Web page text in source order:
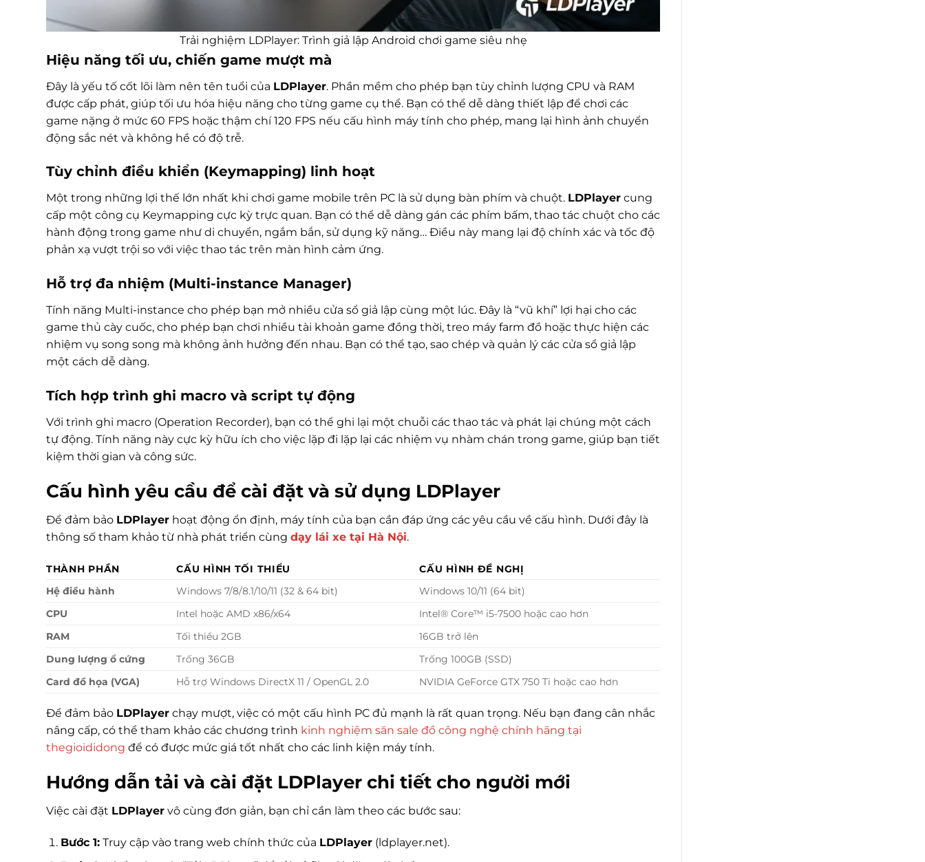
Trải nghiệm LDPlayer: Trình giả lập Android chơi game siêu nhẹ
Hiệu năng tối ưu, chiến game mượt mà
Đây là yếu tố cốt lõi làm nên tên tuổi của LDPlayer. Phần mềm cho phép bạn tùy chỉnh lượng CPU và RAM
được cấp phát, giúp tối ưu hóa hiệu năng cho từng game cụ thể. Bạn có thể dễ dàng thiết lập để chơi các
game nặng ở mức 60 FPS hoặc thậm chí 120 FPS nếu cấu hình máy tính cho phép, mang lại hình ảnh chuyển
động sắc nét và không hề có độ trễ.
Tùy chỉnh điều khiển (Keymapping) linh hoạt
Một trong những lợi thế lớn nhất khi chơi game mobile trên PC là sử dụng bàn phím và chuột. LDPlayer cung
cấp một công cụ Keymapping cực kỳ trực quan. Bạn có thể dễ dàng gán các phím bấm, thao tác chuột cho các
hành động trong game như di chuyển, ngắm bắn, sử dụng kỹ năng… Điều này mang lại độ chính xác và tốc độ
phản xạ vượt trội so với việc thao tác trên màn hình cảm ứng.
Hỗ trợ đa nhiệm (Multi-instance Manager)
Tính năng Multi-instance cho phép bạn mở nhiều cửa sổ giả lập cùng một lúc. Đây là “vũ khí” lợi hại cho các
game thủ cày cuốc, cho phép bạn chơi nhiều tài khoản game đồng thời, treo máy farm đồ hoặc thực hiện các
nhiệm vụ song song mà không ảnh hưởng đến nhau. Bạn có thể tạo, sao chép và quản lý các cửa sổ giả lập
một cách dễ dàng.
Tích hợp trình ghi macro và script tự động
Với trình ghi macro (Operation Recorder), bạn có thể ghi lại một chuỗi các thao tác và phát lại chúng một cách
tự động. Tính năng này cực kỳ hữu ích cho việc lặp đi lặp lại các nhiệm vụ nhàm chán trong game, giúp bạn tiết
kiệm thời gian và công sức.
Cấu hình yêu cầu để cài đặt và sử dụng LDPlayer
Để đảm bảo LDPlayer hoạt động ổn định, máy tính của bạn cần đáp ứng các yêu cầu về cấu hình. Dưới đây là
thông số tham khảo từ nhà phát triển cùng dạy lái xe tại Hà Nội.
THÀNH PHẦN CẤU HÌNH TỐI THIỂU
CẤU HÌNH ĐỀ NGHỊ
Hệ điều hành
Windows 7/8/8.1/10/11 (32 & 64 bit)
Windows 10/11 (64 bit)
CPU
Intel hoặc AMD x86/x64
Intel® Core™ i5-7500 hoặc cao hơn
RAM
Tối thiểu 2GB
16GB trở lên
Dung lượng ổ cứng
Trống 36GB
Trống 100GB (SSD)
Card đồ họa (VGA)
Hỗ trợ Windows DirectX 11 / OpenGL 2.0 NVIDIA GeForce GTX 750 Ti hoặc cao hơn
Để đảm bảo LDPlayer chạy mượt, việc có một cấu hình PC đủ mạnh là rất quan trọng. Nếu bạn đang cân nhắc
nâng cấp, có thể tham khảo các chương trình kinh nghiệm săn sale đồ công nghệ chính hãng tại
thegioididong để có được mức giá tốt nhất cho các linh kiện máy tính.
Hướng dẫn tải và cài đặt LDPlayer chi tiết cho người mới
Việc cài đặt LDPlayer vô cùng đơn giản, bạn chỉ cần làm theo các bước sau:
Bước 1:Truy cập vào trang web chính thức của LDPlayer(ldplayer.net).